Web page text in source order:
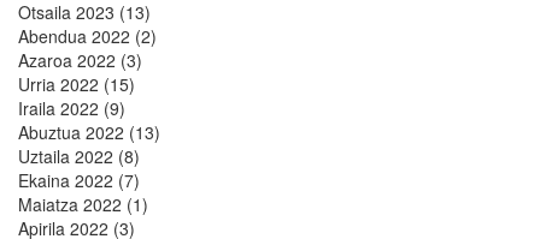
Otsaila 2023 (13)
Abendua 2022 (2)
Azaroa 2022 (3)
Urria 2022 (15)
Iraila 2022 (9)
Abuztua 2022 (13)
Uztaila 2022 (8)
Ekaina 2022 (7)
Maiatza 2022 (1)
Apirila 2022 (3)